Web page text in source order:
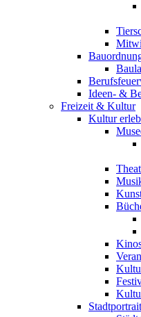
Ideen- &
Freizeit & Kultur
Kultur
Stadtportrait